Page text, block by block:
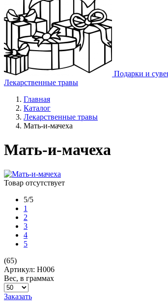
Подарки и
Лекарственные травы
Главная
Каталог
Лекарственные травы
Мать-и-мачеха
Мать-и-мачеха
Товар отсутствует
5/5
1
2
3
4
5
(65)
Артикул: H006
Вес, в граммах
Заказать